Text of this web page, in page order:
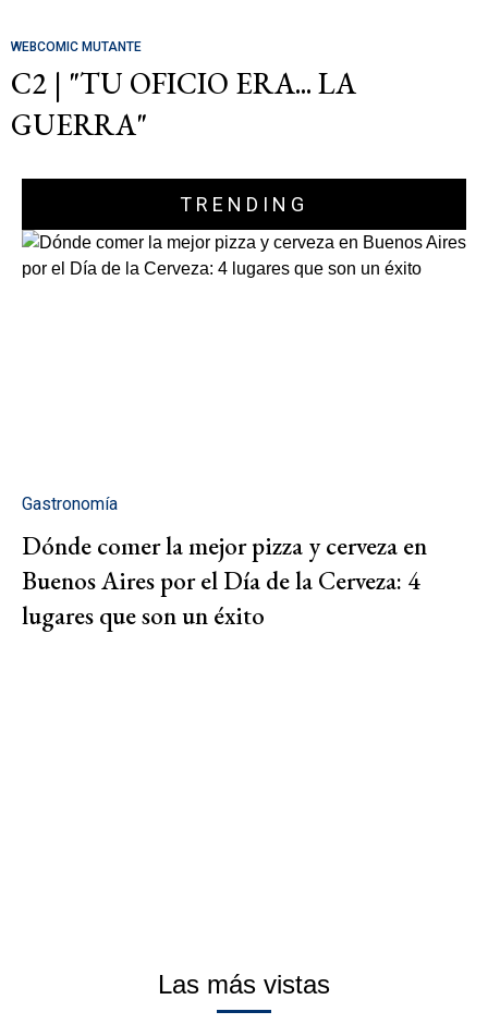
WEBCOMIC MUTANTE
C2 | "TU OFICIO ERA... LA
GUERRA"
TRENDING
Gastronomía
Dónde comer la mejor pizza y cerveza en
Buenos Aires por el Día de la Cerveza: 4
lugares que son un éxito
Las más vistas